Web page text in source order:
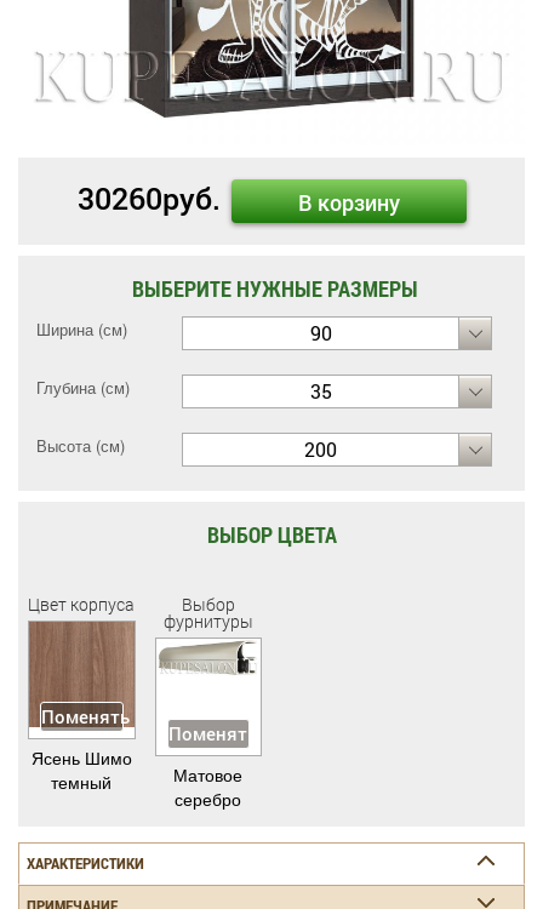
30260руб. В корзину
ВЫБЕРИТЕ НУЖНЫЕ РАЗМЕРЫ
Ширина (см) 90
Глубина (см) 35
Высота (см) 200
ВЫБОР ЦВЕТА
Цвет корпуса
Поменять
Ясень Шимо
темный
Выбор
фурнитуры
Поменять
Матовое
серебро
ХАРАКТЕРИСТИКИ